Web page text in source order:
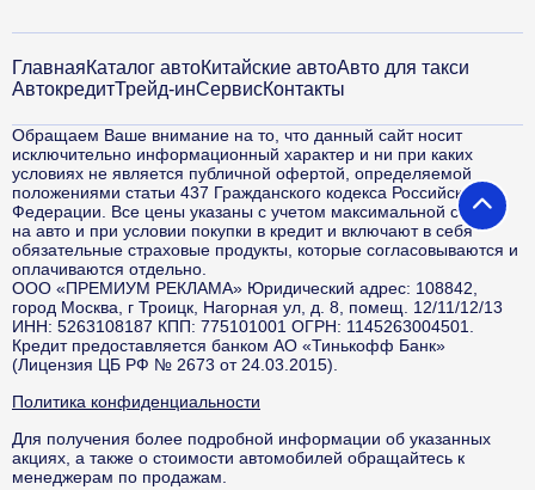
ГлавнаяКаталог автоКитайские автоАвто для такси
АвтокредитТрейд-инСервисКонтакты
Обращаем Ваше внимание на то, что данный сайт носит
исключительно информационный характер и ни при каких
условиях не является публичной офертой, определяемой
положениями статьи 437 Гражданского кодекса Российской
Федерации. Все цены указаны с учетом максимальной скидки
на авто и при условии покупки в кредит и включают в себя
обязательные страховые продукты, которые согласовываются и
оплачиваются отдельно.
ООО «ПРЕМИУМ РЕКЛАМА» Юридический адрес: 108842,
город Москва, г Троицк, Нагорная ул, д. 8, помещ. 12/11/12/13
ИНН: 5263108187 КПП: 775101001 ОГРН: 1145263004501.
Кредит предоставляется банком АО «Тинькофф Банк»
(Лицензия ЦБ РФ № 2673 от 24.03.2015).
Политика конфиденциальности
Для получения более подробной информации об указанных
акциях, а также о стоимости автомобилей обращайтесь к
менеджерам по продажам.